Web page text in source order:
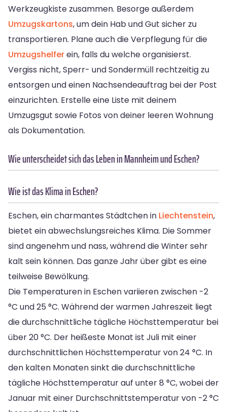
Werkzeugkiste zusammen. Besorge außerdem
Umzugskartons, um dein Hab und Gut sicher zu
transportieren. Plane auch die Verpflegung für die
Umzugshelferein, falls du welche organisierst.
Vergiss nicht, Sperr- und Sondermüll rechtzeitig zu
entsorgen und einen Nachsendeauftrag bei der Post
einzurichten. Erstelle eine Liste mit deinem
Umzugsgut sowie Fotos von deiner leeren Wohnung
als Dokumentation.
Wie unterscheidet sich das Leben in Mannheim und Eschen?
Wie ist das Klima in Eschen?
Eschen, ein charmantes Städtchen in Liechtenstein,
bietet ein abwechslungsreiches Klima. Die Sommer
sind angenehm und nass, während die Winter sehr
kalt sein können. Das ganze Jahr über gibt es eine
teilweise Bewölkung.
Die Temperaturen in Eschen variieren zwischen -2
°C und 25 °C. Während der warmen Jahreszeit liegt
die durchschnittliche tägliche Höchsttemperatur bei
über 20 °C. Der heißeste Monat ist Juli mit einer
durchschnittlichen Höchsttemperatur von 24 °C. In
den kalten Monaten sinkt die durchschnittliche
tägliche Höchsttemperatur auf unter 8 °C, wobei der
Januar mit einer Durchschnittstemperatur von -2 °C